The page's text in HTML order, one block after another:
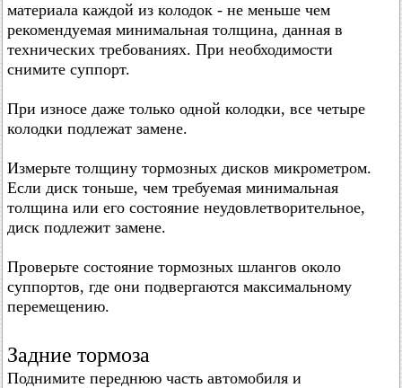
материала каждой из колодок - не меньше чем
рекомендуемая минимальная толщина, данная в
технических требованиях. При необходимости
снимите суппорт.
При износе даже только одной колодки, все четыре
колодки подлежат замене.
Измерьте толщину тормозных дисков микрометром.
Если диск тоньше, чем требуемая минимальная
толщина или его состояние неудовлетворительное,
диск подлежит замене.
Проверьте состояние тормозных шлангов около
суппортов, где они подвергаются максимальному
перемещению.
Задние тормоза
Поднимите переднюю часть автомобиля и